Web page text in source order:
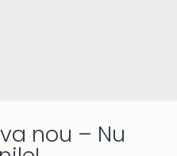
nou – Nu